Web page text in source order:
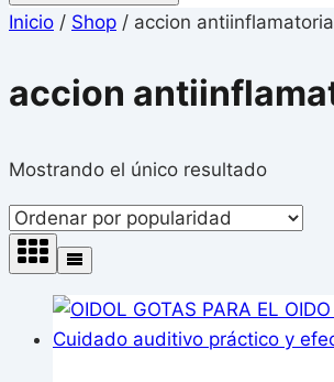
Inicio / Shop / accion antiinflamatoria
accion
Mostrando el único resultado